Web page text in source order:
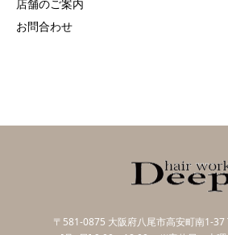
店舗のご案内
お問合わせ
〒581-0875 大阪府八尾市高安町南1-